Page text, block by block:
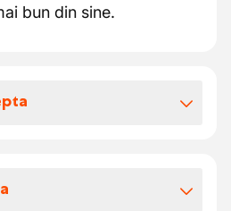
bun din sine.
putem oferi următoarele:
sectorului